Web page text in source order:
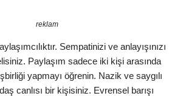
reklam
Sempatinizi ve anlayışınızı
Paylaşım sadece iki kişi arasında
yapmayı öğrenin. Nazik ve saygılı
canlısı bir kişisiniz. Evrensel barışı